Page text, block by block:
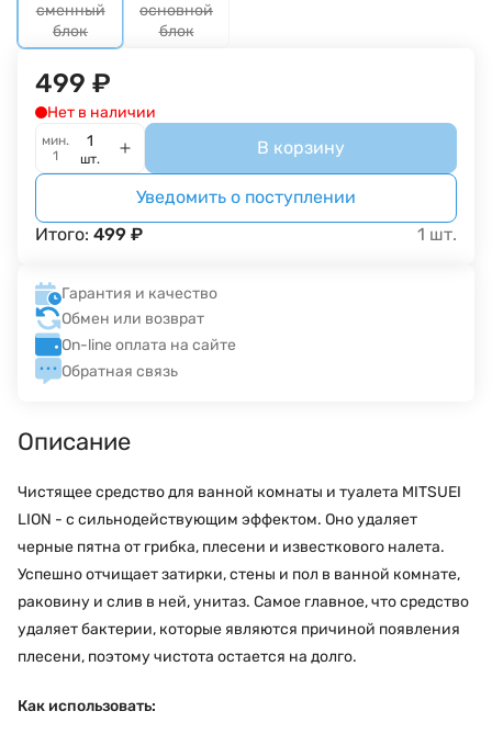
сменный
блок
основной
блок
499 ₽
Нет в наличии
мин.
1
шт.
В корзину
Уведомить о поступлении
Итого: 499 ₽ 1 шт.
Гарантия и качество
Обмен или возврат
On-line оплата на сайте
Обратная связь
Описание
Чистящее средство для ванной комнаты и туалета MITSUEI
LION - с сильнодействующим эффектом. Оно удаляет
черные пятна от грибка, плесени и известкового налета.
Успешно отчищает затирки, стены и пол в ванной комнате,
раковину и слив в ней, унитаз. Самое главное, что средство
удаляет бактерии, которые являются причиной появления
плесени, поэтому чистота остается на долго.
Как использовать: